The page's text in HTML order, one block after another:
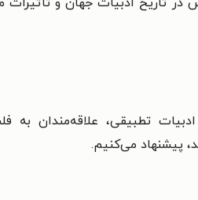
تاریخ ادبیات جهان و تأثیرات
تطبیقی، علاقه‌مندان به
پیشنهاد می‌کنیم.